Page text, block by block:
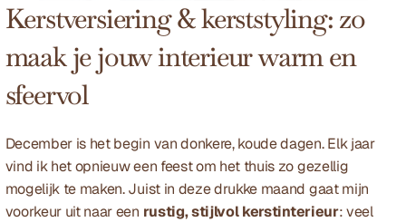
Kerstversiering & kerststyling: zo
maak je jouw interieur warm en
sfeervol
December is het begin van donkere, koude dagen. Elk jaar
vind ik het opnieuw een feest om het thuis zo gezellig
mogelijk te maken. Juist in deze drukke maand gaat mijn
voorkeur uit naar een rustig, stijlvol kerstinterieur: veel